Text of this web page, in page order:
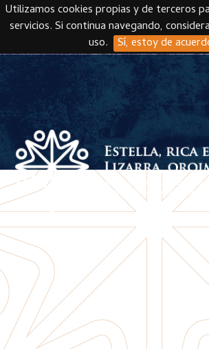
Utilizamos cookies propias y de terceros
servicios. Si continua navegando,
uso. Sí, estoy de
Skip to main content